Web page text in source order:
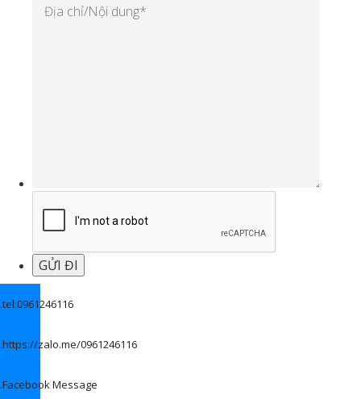
.tel:0961246116
.https://zalo.me/0961246116
.Facebook Message